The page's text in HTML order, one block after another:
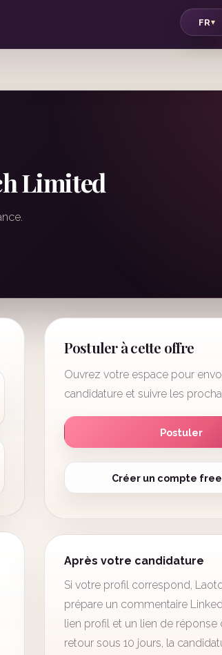
FR▾
Limited
Postuler à cette offre
Ouvrez votre espace pour
candidature et suivre les
Postuler
Créer un compte
Après votre candidature
Si votre profil correspond,
prépare un commentaire
lien profil et un lien de réponse
retour sous 10 jours, la